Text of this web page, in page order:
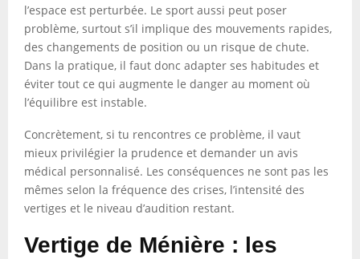
l’espace est perturbée. Le sport aussi peut poser
problème, surtout s’il implique des mouvements rapides,
des changements de position ou un risque de chute.
Dans la pratique, il faut donc adapter ses habitudes et
éviter tout ce qui augmente le danger au moment où
l’équilibre est instable.
Concrètement, si tu rencontres ce problème, il vaut
mieux privilégier la prudence et demander un avis
médical personnalisé. Les conséquences ne sont pas les
mêmes selon la fréquence des crises, l’intensité des
vertiges et le niveau d’audition restant.
Vertige de Ménière : les